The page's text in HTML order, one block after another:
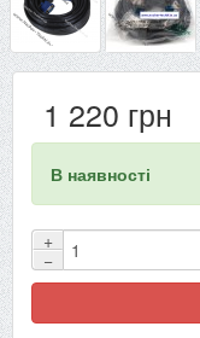
1 220 грн
В наявності
+
−